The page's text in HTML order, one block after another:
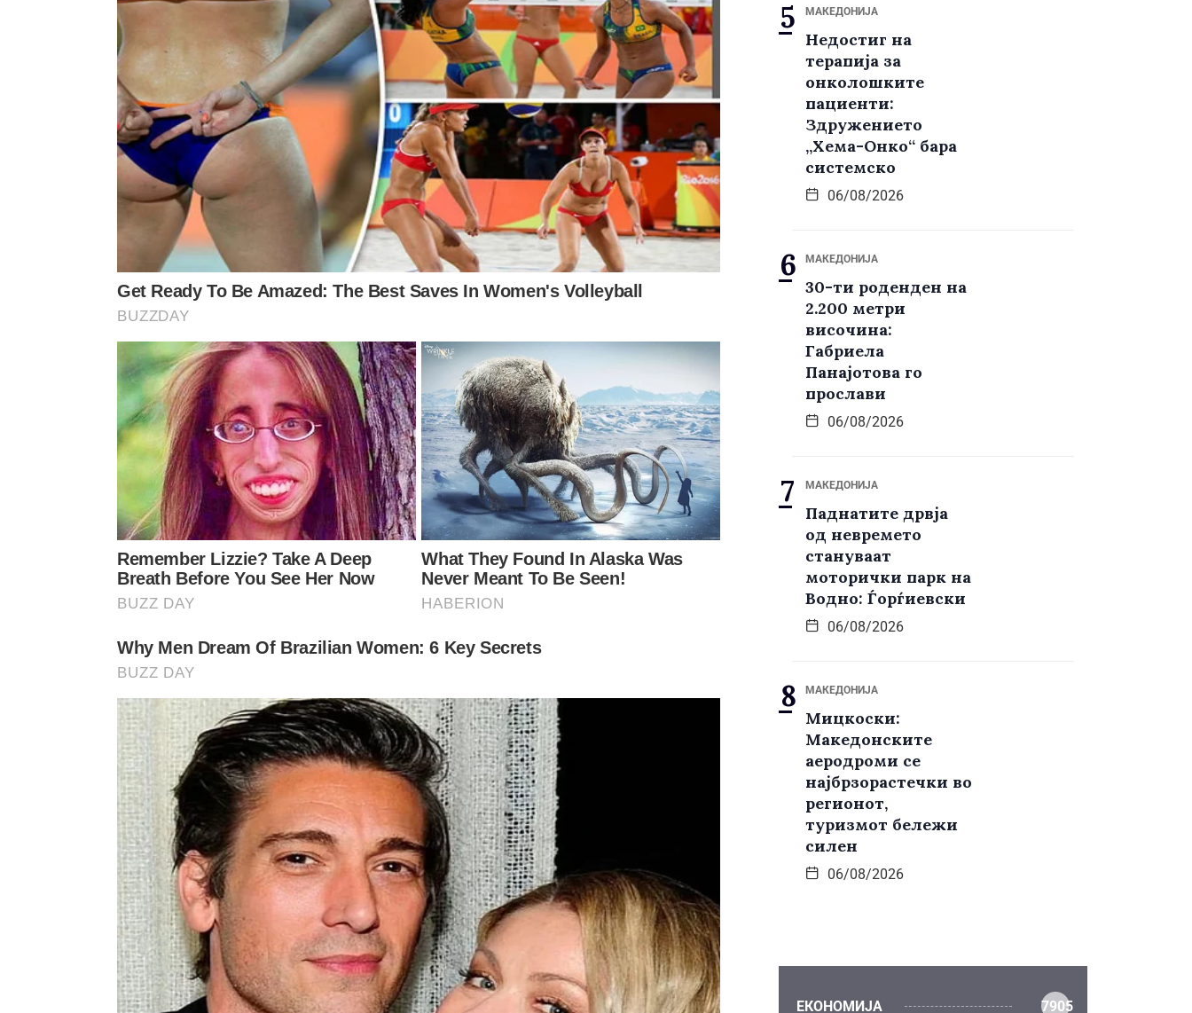
МАКЕДОНИЈА
Недостиг на
терапија за
онколошките
пациенти:
Здружението
„Хема-Онко“ бара
системско
06/08/2026
МАКЕДОНИЈА
30-ти роденден на
2.200 метри
височина:
Габриела
Панајотова го
прослави
06/08/2026
МАКЕДОНИЈА
Паднатите дрвја
од невремето
стануваат
моторички парк на
Водно: Ѓорѓиевски
06/08/2026
МАКЕДОНИЈА
Мицкоски:
Македонските
аеродроми се
најбрзорастечки во
регионот,
туризмот бележи
силен
06/08/2026
ЕКОНОМИЈА 7905